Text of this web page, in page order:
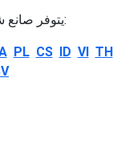
يتوفر صانع شعار الحلاق الخاص بنا بلغات مختلفة:
PL CS ID VI TH